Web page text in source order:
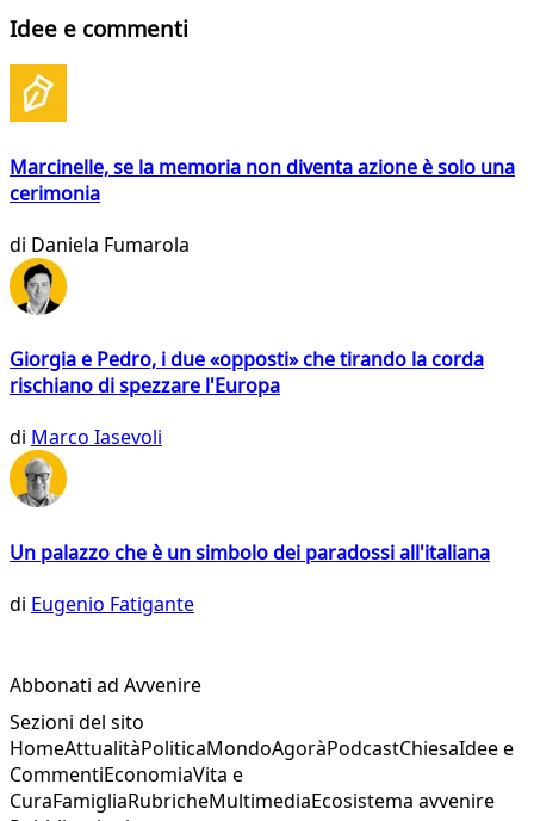
Idee e commenti
Marcinelle, se la memoria non diventa azione è solo una
cerimonia
di Daniela Fumarola
Giorgia e Pedro, i due «opposti» che tirando la corda
rischiano di spezzare l'Europa
di Marco Iasevoli
Un palazzo che è un simbolo dei paradossi all'italiana
di Eugenio Fatigante
Abbonati ad Avvenire
Sezioni del sito
HomeAttualitàPoliticaMondoAgoràPodcastChiesaIdee e
CommentiEconomiaVita e
CuraFamigliaRubricheMultimediaEcosistema avvenire